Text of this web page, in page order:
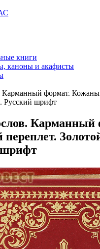
книги
каноны и акафисты
формат.
Русский шрифт
Карманный
шрифт